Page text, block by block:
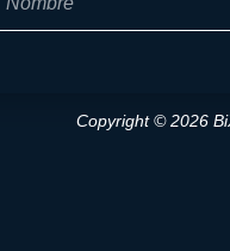
Copyright © 2026